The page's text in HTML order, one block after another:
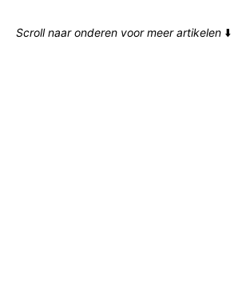
Scroll naar onderen voor meer artikelen ⬇️